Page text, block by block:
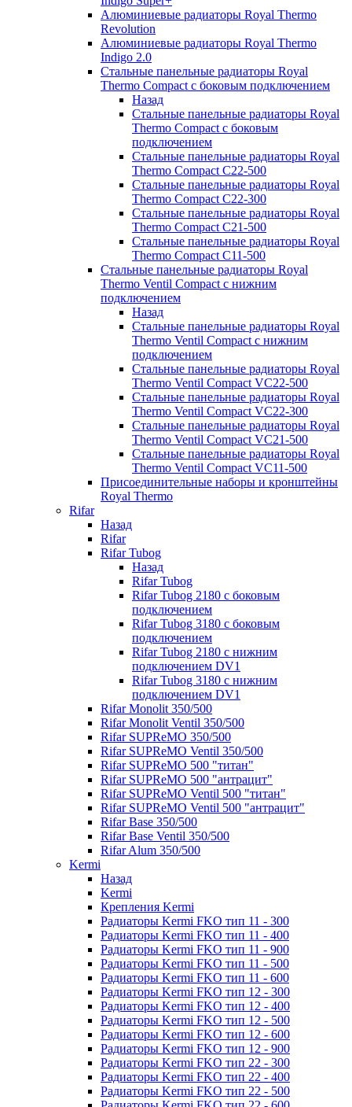
Алюминиевые радиаторы Royal Thermo
Revolution
Алюминиевые радиаторы Royal Thermo
Indigo 2.0
Стальные панельные радиаторы Royal
Thermo Compact с боковым подключением
Назад
Стальные панельные радиаторы Royal
Thermo Compact с боковым
подключением
Стальные панельные радиаторы Royal
Thermo Compact C22-500
Стальные панельные радиаторы Royal
Thermo Compact C22-300
Стальные панельные радиаторы Royal
Thermo Compact C21-500
Стальные панельные радиаторы Royal
Thermo Compact C11-500
Стальные панельные радиаторы Royal
Thermo Ventil Compact с нижним
подключением
Назад
Стальные панельные радиаторы Royal
Thermo Ventil Compact с нижним
подключением
Стальные панельные радиаторы Royal
Thermo Ventil Compact VC22-500
Стальные панельные радиаторы Royal
Thermo Ventil Compact VC22-300
Стальные панельные радиаторы Royal
Thermo Ventil Compact VC21-500
Стальные панельные радиаторы Royal
Thermo Ventil Compact VC11-500
Присоединительные наборы и кронштейны
Royal Thermo
Rifar
Назад
Rifar
Rifar Tubog
Назад
Rifar Tubog
Rifar Tubog 2180 с боковым
подключением
Rifar Tubog 3180 с боковым
подключением
Rifar Tubog 2180 с нижним
подключением DV1
Rifar Tubog 3180 с нижним
подключением DV1
Rifar Monolit 350/500
Rifar Monolit Ventil 350/500
Rifar SUPReMO 350/500
Rifar SUPReMO Ventil 350/500
Rifar SUPReMO 500 "титан"
Rifar SUPReMO 500 "антрацит"
Rifar SUPReMO Ventil 500 "титан"
Rifar SUPReMO Ventil 500 "антрацит"
Rifar Base 350/500
Rifar Base Ventil 350/500
Rifar Alum 350/500
Kermi
Назад
Kermi
Крепления Kermi
Радиаторы Kermi FKO тип 11 - 300
Радиаторы Kermi FKO тип 11 - 400
Радиаторы Kermi FKO тип 11 - 900
Радиаторы Kermi FKO тип 11 - 500
Радиаторы Kermi FKO тип 11 - 600
Радиаторы Kermi FKO тип 12 - 300
Радиаторы Kermi FKO тип 12 - 400
Радиаторы Kermi FKO тип 12 - 500
Радиаторы Kermi FKO тип 12 - 600
Радиаторы Kermi FKO тип 12 - 900
Радиаторы Kermi FKO тип 22 - 300
Радиаторы Kermi FKO тип 22 - 400
Радиаторы Kermi FKO тип 22 - 500